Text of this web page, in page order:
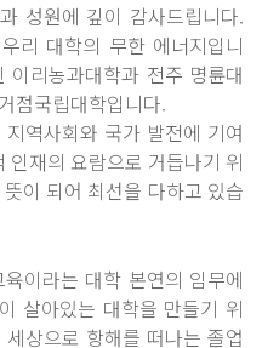
성원에 깊이 감사드립니다.
리 대학의 무한 에너지입니
리농과대학과 전주 명륜대
점국립대학입니다.
역사회와 국가 발전에 기여
재의 요람으로 거듭나기 위
이 되어 최선을 다하고 있습
이라는 대학 본연의 임무에
살아있는 대학을 만들기 위
상으로 항해를 떠나는 졸업